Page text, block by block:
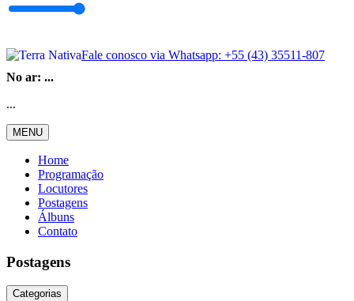
Fale conosco via Whatsapp: +55 (43) 35511-807
No ar: ...
...
MENU
Home
Programação
Locutores
Postagens
Álbuns
Contato
Postagens
Categorias